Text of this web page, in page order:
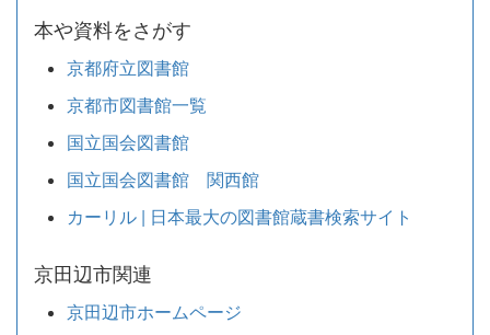
本や資料をさがす
京都府立図書館
京都市図書館一覧
国立国会図書館
国立国会図書館 関西館
カーリル | 日本最大の図書館蔵書検索サイト
京田辺市関連
京田辺市ホームページ